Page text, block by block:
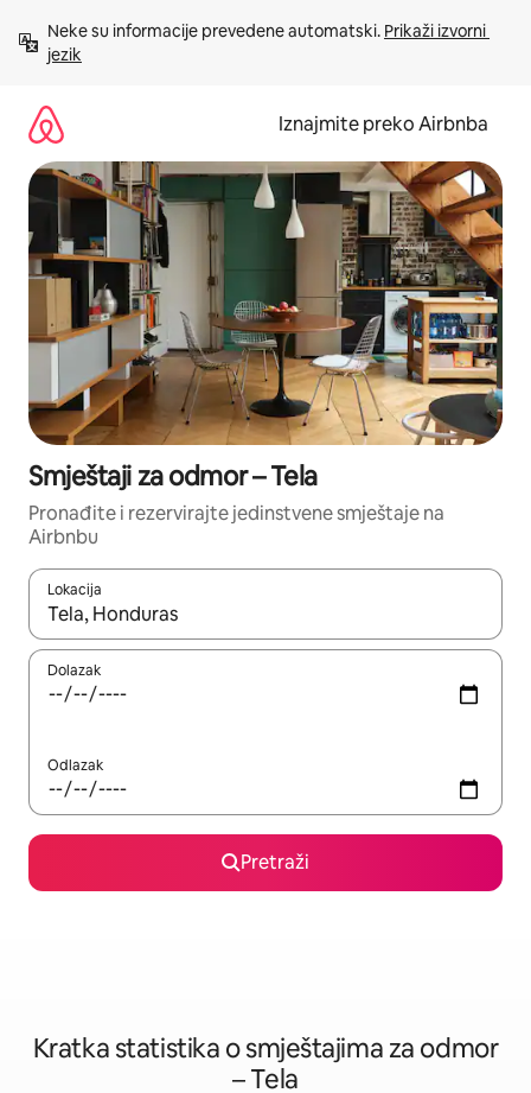
sadržaj
Neke su informacije prevedene automatski. Prikaži izvorni
jezik
Iznajmite preko Airbnba
Smještaji za odmor – Tela
Pronađite i rezervirajte jedinstvene smještaje na
Airbnbu
Lokacija
Kada budu dostupni rezultati, moći ćete ih pregledati
Dolazak
Odlazak
Pretraži
Kratka statistika o smještajima za odmor
– Tela